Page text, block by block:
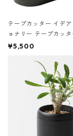
テープカッター イデ
ョナリー テープカッタ
サンドカラー 石調
¥5,500